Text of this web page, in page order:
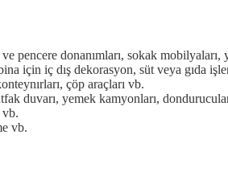
pencere donanımları, sokak mobilyaları,
için iç dış dekorasyon, süt veya gıda
çöp araçları vb.
duvarı, yemek kamyonları,
vb.
vb.